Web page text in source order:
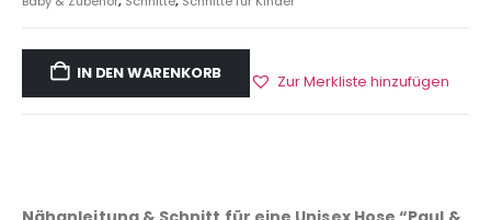
IN DEN WARENKORB Zur Merkliste hinzufügen